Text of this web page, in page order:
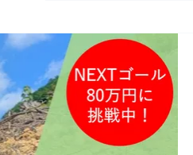
CAMPFIREふるさと納税